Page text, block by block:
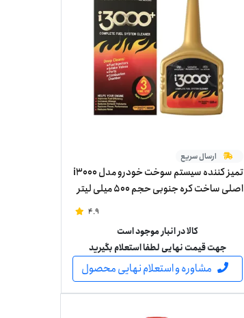
ارسال سریع
تمیز کننده سیستم سوخت خودرو مدل i3000
اصلی ساخت کره جنوبی حجم 500 میلی لیتر
4.9
کالا در انبار موجود است
جهت قیمت نهایی لطفا استعلام بگیرید
مشاوره و استعلام نهایی محصول